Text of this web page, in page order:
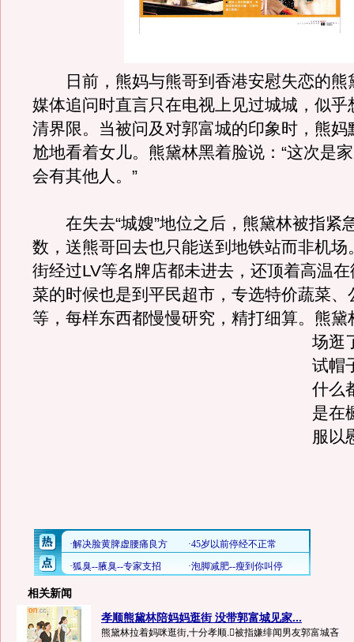
日前，熊妈与熊哥到香港安慰失恋的熊
媒体追问时直言只在电视上见过城城，似乎
清界限。当被问及对郭富城的印象时，熊妈
尬地看着女儿。熊黛林黑着脸说：“这次是
会有其他人。”
在失去“城嫂”地位之后，熊黛林被指紧
数，送熊哥回去也只能送到地铁站而非机场
街经过LV等名牌店都未进去，还顶着高温
菜的时候也是到平民超市，专选特价蔬菜、
等，每样东西都慢慢研究，精打细算。 熊黛
场逛
试帽
什么
是在
服以
相关新闻
孝顺熊黛林陪妈妈逛街 没带郭富城见家...
熊黛林拉着妈咪逛街,十分孝顺.被指嫌绯闻男友郭富城吝